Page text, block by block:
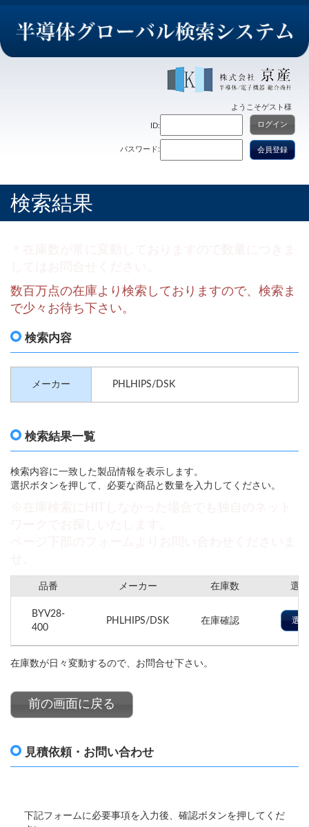
ようこそゲスト様
ID:
パスワード:
ログイン
会員登録
検索結果
数百万点の在庫より検索しておりますので、検索ま
で少々お待ち下さい。
検索内容
メーカー PHLHIPS/DSK
検索結果一覧
検索内容に一致した製品情報を表示します。
選択ボタンを押して、必要な商品と数量を入力してください。
品番 メーカー 在庫数 選択
BYV28-
400
PHLHIPS/DSK 在庫確認 選択
在庫数が日々変動するので、お問合せ下さい。
前の画面に戻る
見積依頼・お問い合わせ
下記フォームに必要事項を入力後、確認ボタンを押してくだ